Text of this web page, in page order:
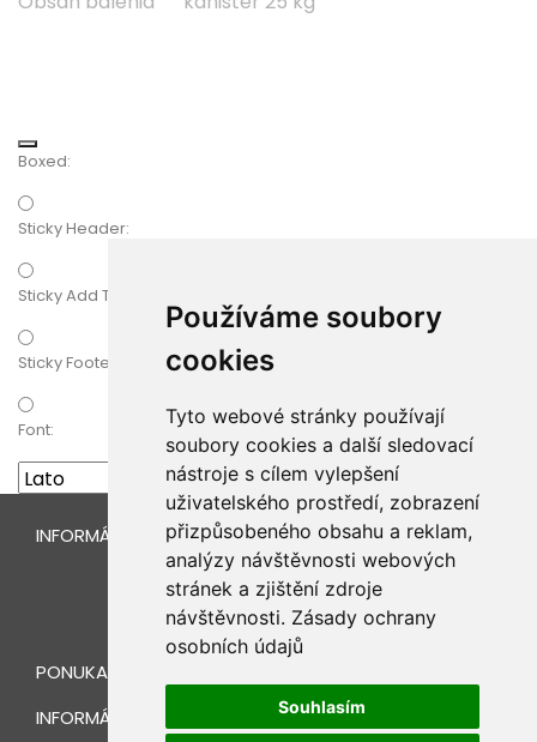
Používáme soubory
cookies
Tyto webové stránky používají
soubory cookies a další sledovací
nástroje s cílem vylepšení
uživatelského prostředí, zobrazení
přizpůsobeného obsahu a reklam,
analýzy návštěvnosti webových
stránek a zjištění zdroje
návštěvnosti. Zásady ochrany
osobních údajů
Souhlasím
Boxed:
Sticky Header:
Sticky Add To Cart
Sticky Footer:
Font:
INFORMÁCIE O ESHOPE
PONUKA
INFORMÁCIE